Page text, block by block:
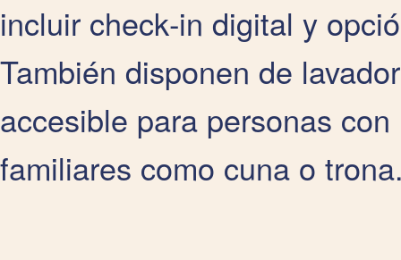
incluir check‑in digital y
También disponen de
accesible para personas
familiares como cuna o